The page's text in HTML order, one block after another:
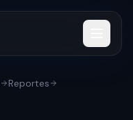
Reportes